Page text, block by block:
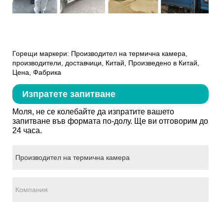
Горещи маркери: Производител на термична камера,
производители, доставчици, Китай, Произведено в Китай,
Цена, Фабрика
Изпратете запитване
Моля, не се колебайте да изпратите вашето
запитване във формата по-долу. Ще ви отговорим до
24 часа.